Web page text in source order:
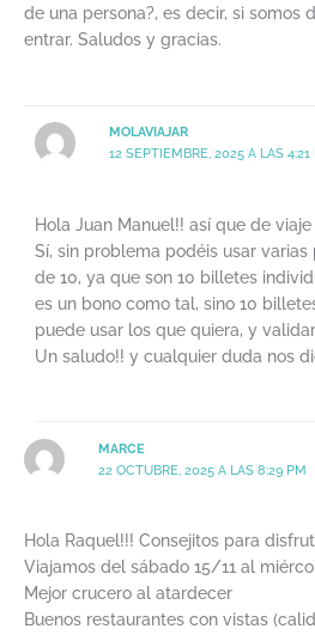
de una persona?, es decir, si somos
entrar. Saludos y gracias.
MOLAVIAJAR
12 SEPTIEMBRE, 2025 A LAS 4:21
Hola Juan Manuel!! así que de
Sí, sin problema podéis usar
de 10, ya que son 10 billetes
es un bono como tal, sino 10
puede usar los que quiera, y
Un saludo!! y cualquier duda nos
MARCE
22 OCTUBRE, 2025 A LAS 8:29 PM
Hola Raquel!!! Consejitos para
Viajamos del sábado 15/11 al
Mejor crucero al atardecer
Buenos restaurantes con vistas